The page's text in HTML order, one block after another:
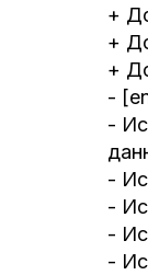
+
+
+
-
-
-
-
-
-